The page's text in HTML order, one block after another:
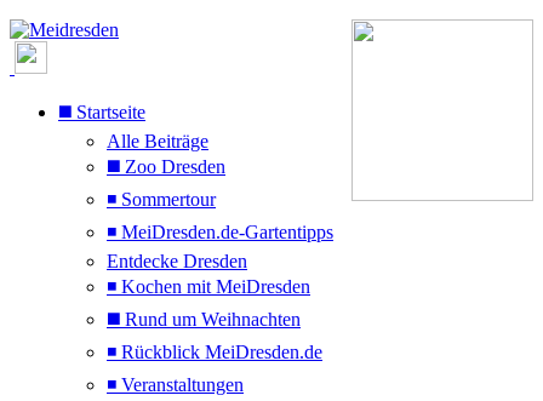
◼️ Startseite
Alle Beiträge
◼️ Zoo Dresden
◾ Sommertour
◾ MeiDresden.de-Gartentipps
Entdecke Dresden
◾ Kochen mit MeiDresden
◼️ Rund um Weihnachten
◾ Rückblick MeiDresden.de
◾ Veranstaltungen